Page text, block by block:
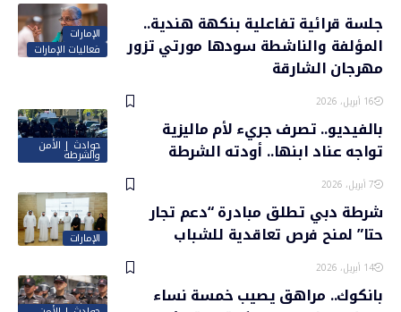
الإمارات
فعاليات الإمارات
جلسة قرائية تفاعلية بنكهة هندية..
المؤلفة والناشطة سودها مورتي تزور
مهرجان الشارقة
16 أبريل، 2026
حوادث | الأمن
والشرطة
بالفيديو.. تصرف جريء لأم ماليزية
تواجه عناد ابنها.. أودته الشرطة
7 أبريل، 2026
الإمارات
شرطة دبي تطلق مبادرة “دعم تجار
حتا” لمنح فرص تعاقدية للشباب
14 أبريل، 2026
بانكوك.. مراهق يصيب خمسة نساء